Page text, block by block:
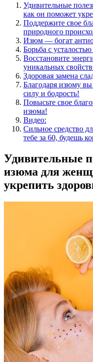
Удивительные
как он поможет
Поддержите свое
природного
Изюм — богат
Борьба с
Восстановите
уникальных
Здоровая замена
Благодаря изюму
силу и бодрость!
Повысьте свое
изюма!
Видео:
Сильное средство
тебе за 60, будешь
Удивительные
изюма для
укрепить